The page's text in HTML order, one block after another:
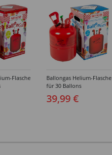
Flasche
Ballongas Helium-Flasche
für 30 Ballons
39,99 €